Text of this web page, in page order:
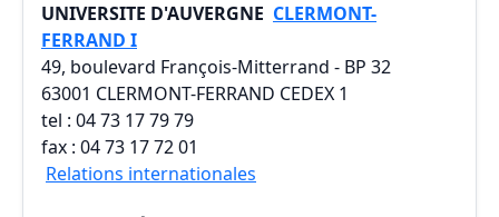
UNIVERSITE D'AUVERGNE CLERMONT-
FERRAND I
49, boulevard François-Mitterrand - BP 32
63001 CLERMONT-FERRAND CEDEX 1
tel : 04 73 17 79 79
fax : 04 73 17 72 01
Relations internationales